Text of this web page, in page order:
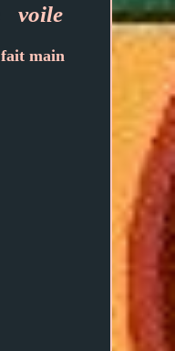
voile
fait main